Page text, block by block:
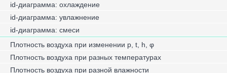
id-диаграмма: охлаждение
id-диаграмма: увлажнение
id-диаграмма: смеси
Плотность воздуха при изменении p, t, h, φ
Плотность воздуха при разных температурах
Плотность воздуха при разной влажности